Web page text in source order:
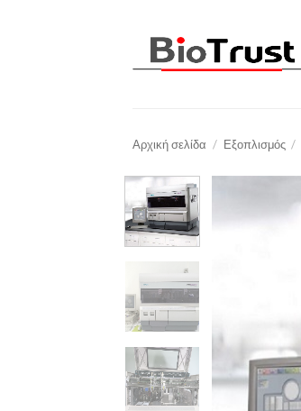
Αρχική σελίδα / Εξοπλισμός /